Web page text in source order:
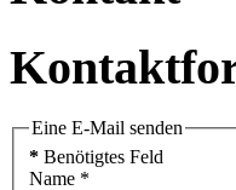
Eine E-Mail senden
* Benötigtes Feld
Name *